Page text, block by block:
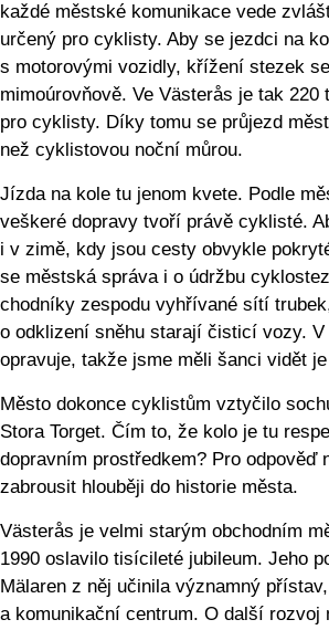
každé městské komunikace vede
určený pro cyklisty. Aby se jezdci na
s motorovými vozidly, křížení stezek
mimoúrovňově. Ve Västerås je tak 220
pro cyklisty. Díky tomu se průjezd
než cyklistovou noční můrou.
Jízda na kole tu jenom kvete. Podle
veškeré dopravy tvoří právě cyklisté.
i v zimě, kdy jsou cesty obvykle
se městská správa i o údržbu
chodníky zespodu vyhřívané sítí
o odklizení sněhu starají čisticí vozy.
opravuje, takže jsme měli šanci vidět
Město dokonce cyklistům vztyčilo
Stora Torget. Čím to, že kolo je tu
dopravním prostředkem? Pro odpověď
zabrousit hlouběji do historie města.
Västerås je velmi starým obchodním
1990 oslavilo tisícileté jubileum. Jeho
Mälaren z něj učinila významný
a komunikační centrum. O další rozvoj